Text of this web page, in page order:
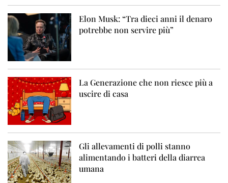
Elon Musk: “Tra dieci anni il denaro
potrebbe non servire più”
La Generazione che non riesce più a
uscire di casa
Gli allevamenti di polli stanno
alimentando i batteri della diarrea
umana